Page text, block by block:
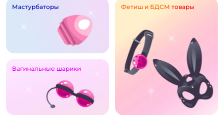
Мастурбаторы
Вагинальные шарики
Фетиш и БДСМ товары